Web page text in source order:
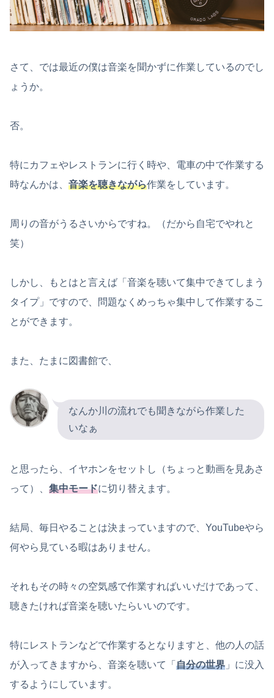
さて、では最近の僕は音楽を聞かずに作業しているのでし
ょうか。
否。
特にカフェやレストランに行く時や、電車の中で作業する
時なんかは、 音楽を聴きながら作業をしています。
周りの音がうるさいからですね。（だから自宅でやれと
笑）
しかし、もとはと言えば「音楽を聴いて集中できてしまう
タイプ」ですので、問題なくめっちゃ集中して作業するこ
とができます。
また、たまに図書館で、
なんか川の流れでも聞きながら作業した
いなぁ
と思ったら、イヤホンをセットし（ちょっと動画を見あさ
って）、 集中モードに切り替えます。
結局、毎日やることは決まっていますので、YouTubeやら
何やら見ている暇はありません。
それもその時々の空気感で作業すればいいだけであって、
聴きたければ音楽を聴いたらいいのです。
特にレストランなどで作業するとなりますと、他の人の話
が入ってきますから、音楽を聴いて「 自分の世界 」に没入
するようにしています。